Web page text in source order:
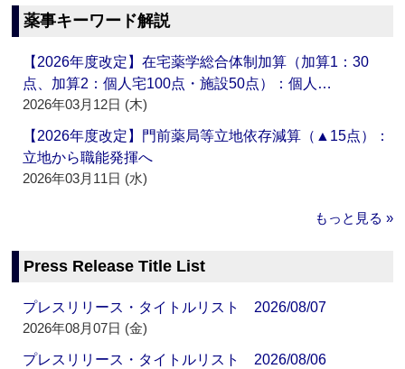
薬事キーワード解説
【2026年度改定】在宅薬学総合体制加算（加算1：30
点、加算2：個人宅100点・施設50点）：個人…
2026年03月12日 (木)
【2026年度改定】門前薬局等立地依存減算（▲15点）：
立地から職能発揮へ
2026年03月11日 (水)
もっと見る »
Press Release Title List
プレスリリース・タイトルリスト 2026/08/07
2026年08月07日 (金)
プレスリリース・タイトルリスト 2026/08/06